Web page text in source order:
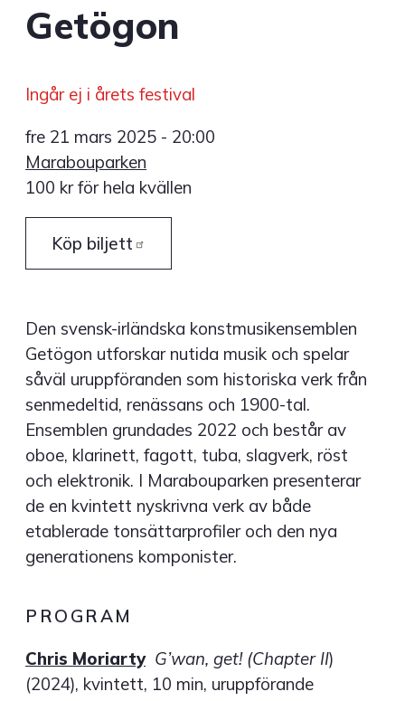
Getögon
Ingår ej i årets festival
fre 21 mars 2025 - 20:00
Marabouparken
100 kr för hela kvällen
Köp biljett
Den svensk-irländska konstmusikensemblen
Getögon utforskar nutida musik och spelar
såväl uruppföranden som historiska verk från
senmedeltid, renässans och 1900-tal.
Ensemblen grundades 2022 och består av
oboe, klarinett, fagott, tuba, slagverk, röst
och elektronik. I Marabouparken presenterar
de en kvintett nyskrivna verk av både
etablerade tonsättarprofiler och den nya
generationens komponister.
PROGRAM
Chris Moriarty G’wan, get! (Chapter II)
(2024), kvintett, 10 min, uruppförande